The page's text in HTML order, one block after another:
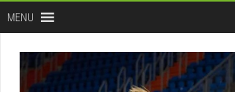
MENU